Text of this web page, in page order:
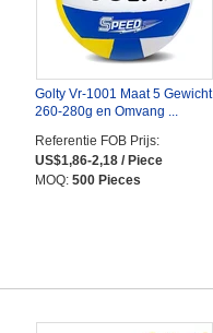
Golty Vr-1001 Maat 5 Gewicht
260-280g en Omvang ...
Referentie FOB Prijs:
US$1,86-2,18 / Piece
MOQ: 500 Pieces